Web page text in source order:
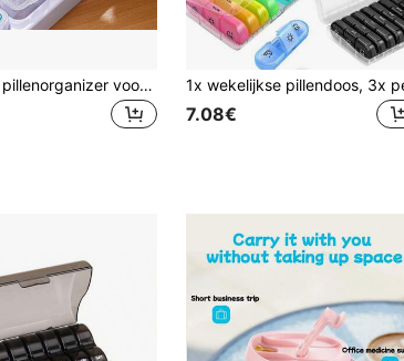
Draagbare pillenorganizer voor 31 dagen - Luxe uitvoering - Gemaakt van dik PP-materiaal, met transparante deksels, weeketiketten en verwijderbare tussenschotten - Ideaal voor thuis, op reis, tijdens vakanties en verjaardagen, perfect cadeau - Pillendoosje, pillenhouder voor in de handtas
7.08€